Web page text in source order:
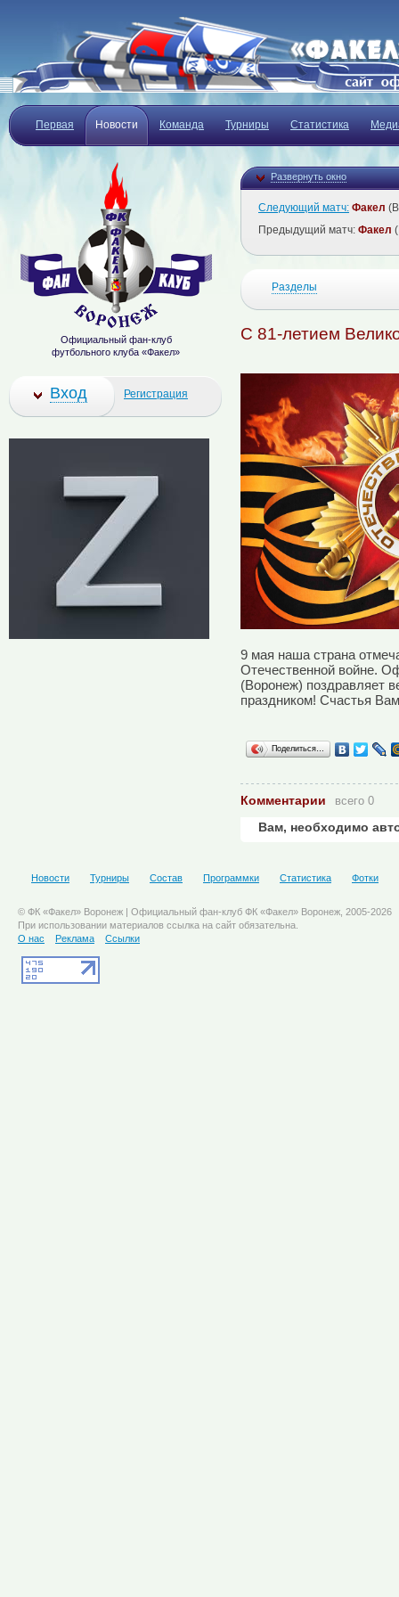
Первая Новости Команда Турниры Статистика
Развернуть окно
Следующий матч: Факел
Предыдущий матч: Факел
Разделы
С 81-летием
9 мая наша страна
Отечественной войне.
(Воронеж) поздравляет
праздником! Счастья
Поделиться…
Комментарии всего 0
Вам, необходимо
Официальный фан-клуб
футбольного клуба «Факел»
Вход Регистрация
Новости Турниры Состав Программки Статистика Фотки
© ФК «Факел» Воронеж | Официальный фан-клуб ФК «Факел» Воронеж, 2005-2026
При использовании материалов ссылка на сайт обязательна.
О нас
Реклама Ссылки